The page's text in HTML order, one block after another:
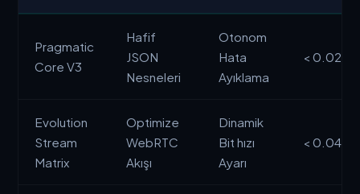
Pragmatic
Core V3
Hafif
JSON
Nesneleri
Otonom
Hata
Ayıklama
< 0.02
Evolution
Stream
Matrix
Optimize
WebRTC
Akışı
Dinamik
Bit hızı
Ayarı
< 0.04